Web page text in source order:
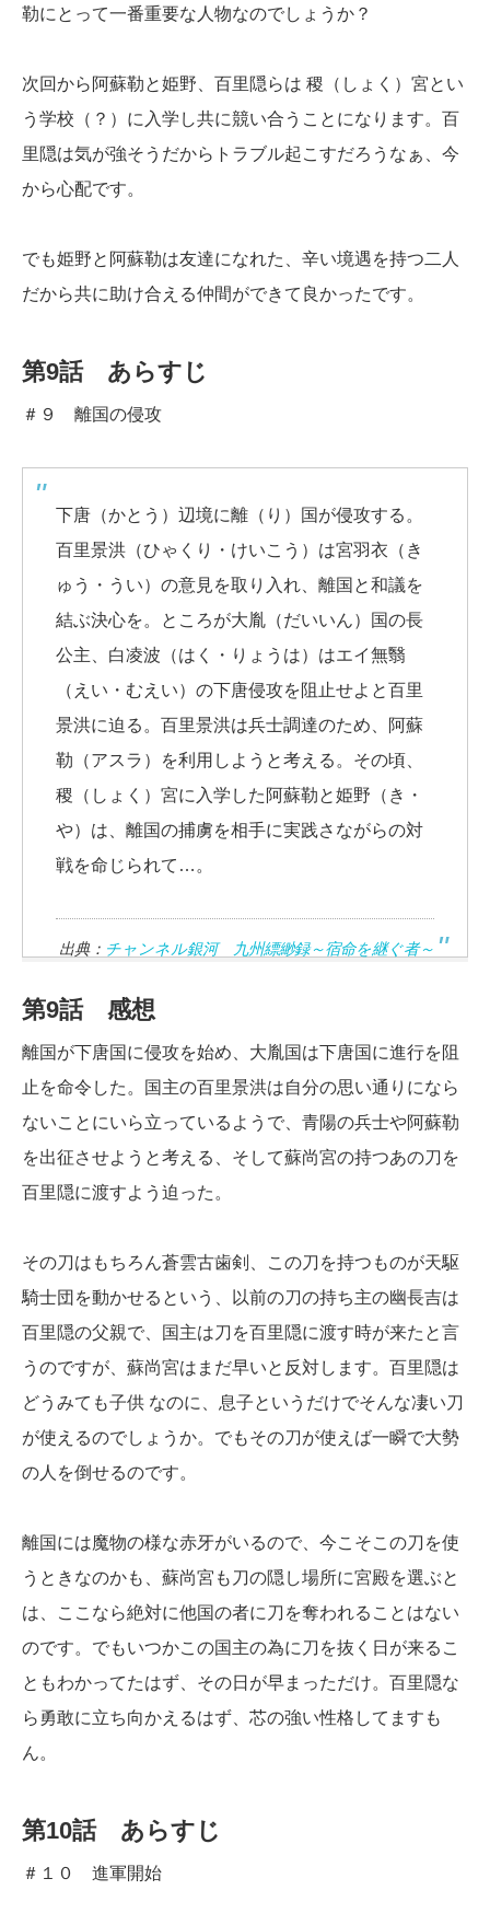
勒にとって一番重要な人物なのでしょうか？
次回から阿蘇勒と姫野、百里隠らは 稷（しょく）宮とい
う学校（？）に入学し共に競い合うことになります。百
里隠は気が強そうだからトラブル起こすだろうなぁ、今
から心配です。
でも姫野と阿蘇勒は友達になれた、辛い境遇を持つ二人
だから共に助け合える仲間ができて良かったです。
第9話 あらすじ
＃９ 離国の侵攻
下唐（かとう）辺境に離（り）国が侵攻する。
百里景洪（ひゃくり・けいこう）は宮羽衣（き
ゅう・うい）の意見を取り入れ、離国と和議を
結ぶ決心を。ところが大胤（だいいん）国の長
公主、白凌波（はく・りょうは）はエイ無翳
（えい・むえい）の下唐侵攻を阻止せよと百里
景洪に迫る。百里景洪は兵士調達のため、阿蘇
勒（アスラ）を利用しようと考える。その頃、
稷（しょく）宮に入学した阿蘇勒と姫野（き・
や）は、離国の捕虜を相手に実践さながらの対
戦を命じられて…。
出典： チャンネル銀河 九州縹緲録～宿命を継ぐ者～
第9話 感想
離国が下唐国に侵攻を始め、大胤国は下唐国に進行を阻
止を命令した。国主の百里景洪は自分の思い通りになら
ないことにいら立っているようで、青陽の兵士や阿蘇勒
を出征させようと考える、そして蘇尚宮の持つあの刀を
百里隠に渡すよう迫った。
その刀はもちろん蒼雲古歯剣、この刀を持つものが天駆
騎士団を動かせるという、以前の刀の持ち主の幽長吉は
百里隠の父親で、国主は刀を百里隠に渡す時が来たと言
うのですが、蘇尚宮はまだ早いと反対します。百里隠は
どうみても子供 なのに、息子というだけでそんな凄い刀
が使えるのでしょうか。でもその刀が使えば一瞬で大勢
の人を倒せるのです。
離国には魔物の様な赤牙がいるので、今こそこの刀を使
うときなのかも、蘇尚宮も刀の隠し場所に宮殿を選ぶと
は、ここなら絶対に他国の者に刀を奪われることはない
のです。でもいつかこの国主の為に刀を抜く日が来るこ
ともわかってたはず、その日が早まっただけ。百里隠な
ら勇敢に立ち向かえるはず、芯の強い性格してますも
ん。
第10話 あらすじ
＃１０ 進軍開始